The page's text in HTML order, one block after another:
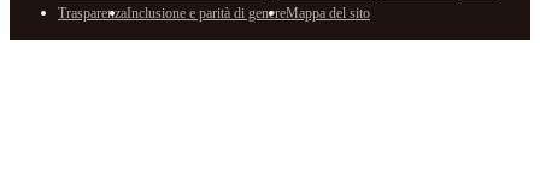
TrasparenzaInclusione e parità di genereMappa del sito